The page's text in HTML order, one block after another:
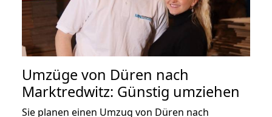
Umzüge von Düren nach
Marktredwitz: Günstig umziehen
Sie planen einen Umzug von Düren nach